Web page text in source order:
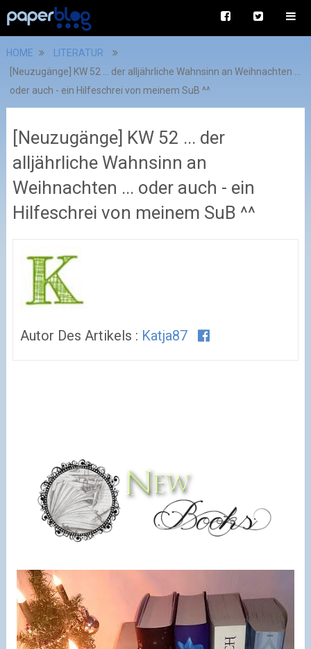
HOME
LITERATUR
[Neuzugänge] KW 52 ... der alljährliche Wahnsinn an Weihnachten ...
oder auch - ein Hilfeschrei von meinem SuB ^^
[Neuzugänge] KW 52 ... der
alljährliche Wahnsinn an
Weihnachten ... oder auch - ein
Hilfeschrei von meinem SuB ^^
Autor Des Artikels : Katja87